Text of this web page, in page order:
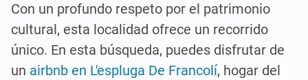
Con un profundo respeto por el patrimonio
cultural, esta localidad ofrece un recorrido
único. En esta búsqueda, puedes disfrutar de
un airbnb en L'espluga De Francolí, hogar del